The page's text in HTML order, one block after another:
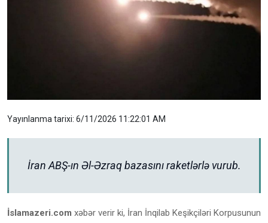
Yayınlanma tarixi: 6/11/2026 11:22:01 AM
İran ABŞ-ın Əl-Əzraq bazasını raketlərlə vurub.
İslamazeri.com xəbər verir ki, İran İnqilab Keşikçiləri Korpusunun